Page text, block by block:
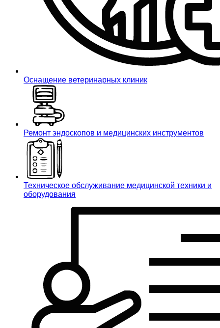
Оснащение ветеринарных клиник
Ремонт эндоскопов и медицинских инструментов
Техническое обслуживание медицинской техники и
оборудования